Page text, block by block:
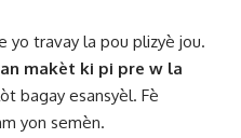
yo travay la pou plizyè jou.
makèt ki pi pre w la
bagay esansyèl. Fè
yon semèn.